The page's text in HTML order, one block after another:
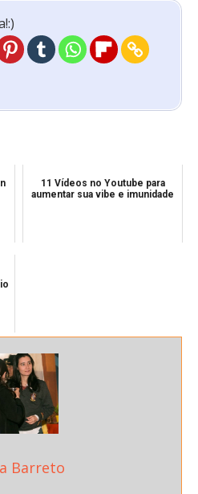
11 Vídeos no Youtube para
aumentar sua vibe e imunidade
Barreto